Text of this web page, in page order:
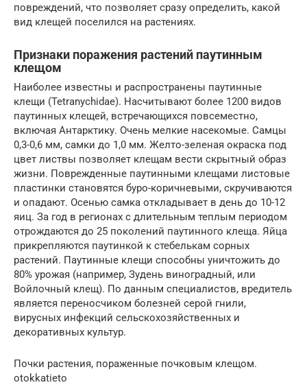
повреждений, что позволяет сразу определить, какой
вид клещей поселился на растениях.
Признаки поражения растений паутинным
клещом
Наиболее известны и распространены паутинные
клещи (Tetranychidae). Насчитывают более 1200 видов
паутинных клещей, встречающихся повсеместно,
включая Антарктику. Очень мелкие насекомые. Самцы
0,3-0,6 мм, самки до 1,0 мм. Желто-зеленая окраска под
цвет листвы позволяет клещам вести скрытный образ
жизни. Поврежденные паутинными клещами листовые
пластинки становятся буро-коричневыми, скручиваются
и опадают. Осенью самка откладывает в день до 10-12
яиц. За год в регионах с длительным теплым периодом
отрождаются до 25 поколений паутинного клеща. Яйца
прикрепляются паутинкой к стебелькам сорных
растений. Паутинные клещи способны уничтожить до
80% урожая (например, Зудень виноградный, или
Войлочный клещ). По данным специалистов, вредитель
является переносчиком болезней серой гнили,
вирусных инфекций сельскохозяйственных и
декоративных культур.
Почки растения, пораженные почковым клещом.
otokkatieto